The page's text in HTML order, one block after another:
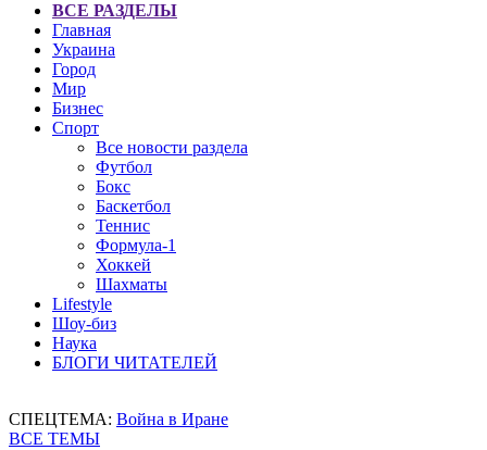
ВСЕ РАЗДЕЛЫ
Главная
Украина
Город
Мир
Бизнес
Спорт
Все новости раздела
Футбол
Бокс
Баскетбол
Теннис
Формула-1
Хоккей
Шахматы
Lifestyle
Шоу-биз
Наука
БЛОГИ ЧИТАТЕЛЕЙ
СПЕЦТЕМА: Война в Иране
ВСЕ ТЕМЫ